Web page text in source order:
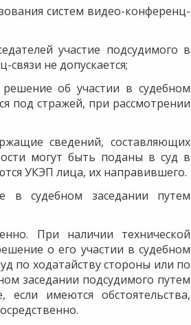
систем видео-конференц-
участие подсудимого в
не допускается;
об участии в судебном
под стражей, при рассмотрении
сведений, составляющих
могут быть поданы в суд в
УКЭП лица, их направившего.
судебном заседании путем
При наличии технической
о его участии в судебном
по ходатайству стороны или по
заседании подсудимого путем
если имеются обстоятельства,